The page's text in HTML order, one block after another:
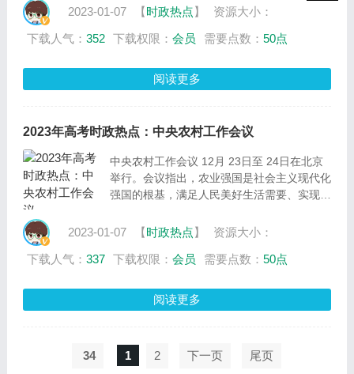
会展中心（上海）举行，共有145个国家、地
博会线上国家展在随申办上同步上线。10月
布。进博会参展商联盟公共卫生防疫专委会发
布了首部《中国公共卫生行业外资企业共创健
2023-01-07 【时政热点】
资源大小：
下载人气： 352 下载权限： 会员 需要点数： 50点
阅读更多
2023年高考时政热点：中央农村工作会议
中央农村工作会议 12月 23日至 24日在北京
举行。会议指出，农业强国是社会主义现代化
强国的根基，满足人民美好生活需要、实现高
发展。
2023-01-07 【时政热点】
资源大小：
下载人气： 337 下载权限： 会员 需要点数： 50点
阅读更多
34 1 2 下一页 尾页